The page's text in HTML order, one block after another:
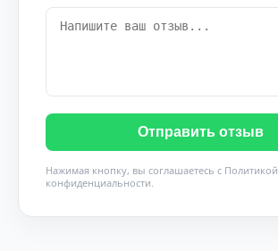
Отправить отзыв
Нажимая кнопку, вы соглашаетесь с Политикой
конфиденциальности.